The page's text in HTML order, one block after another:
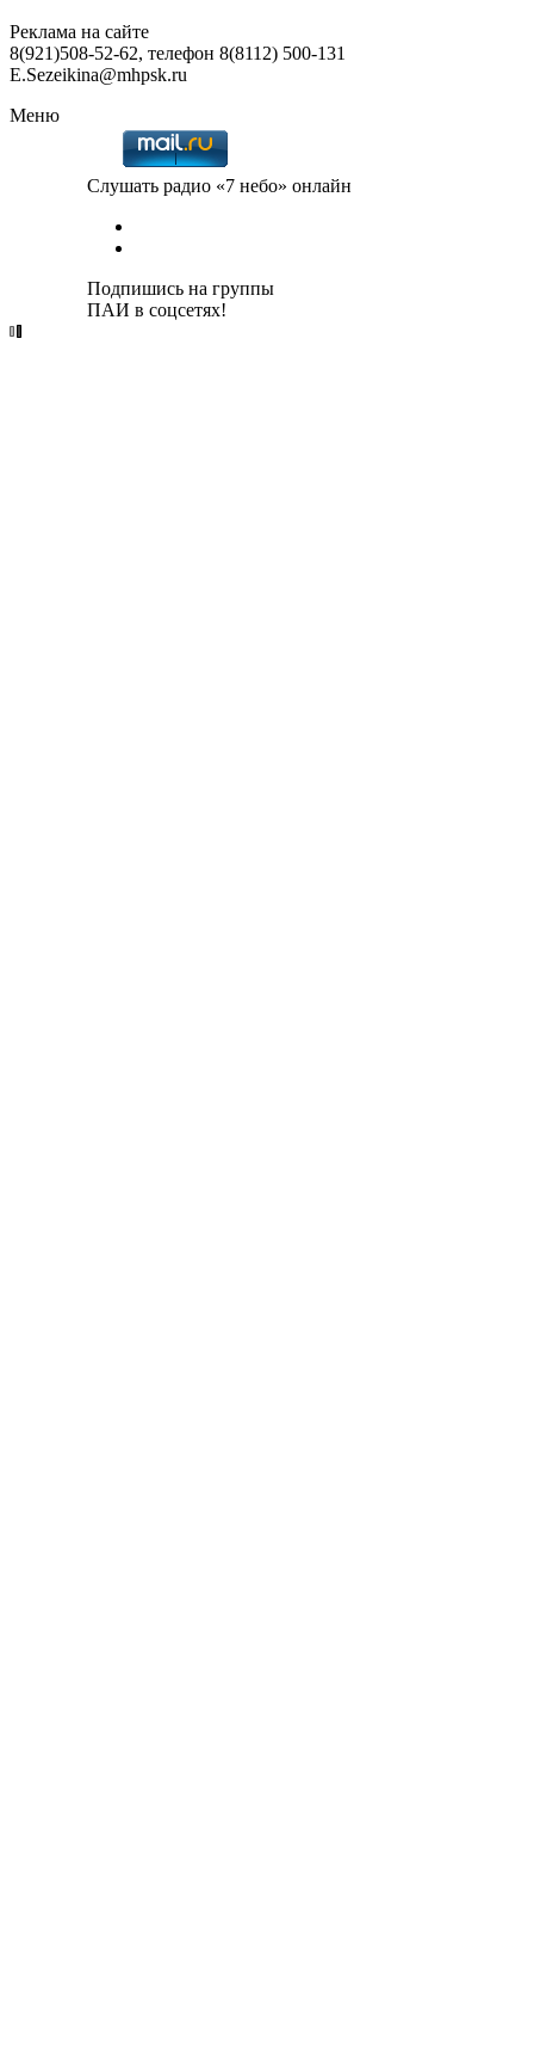
Реклама на сайте
8(921)508-52-62, телефон 8(8112) 500-131
E.Sezeikina@mhpsk.ru
Меню
Слушать радио «7 небо» онлайн
Подпишись на группы
ПАИ в соцсетях!